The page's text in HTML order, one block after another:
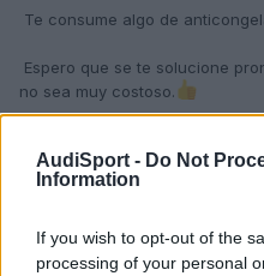
AudiSport - Do Not
Information
If you wish to opt-out of the
processing of your personal
Te consume algo de
Espero que se te solucione
no sea muy costoso.
tod@s l@s que quieran
experiencias y conocimientos,
nuestra parte, estaremos
necesites.